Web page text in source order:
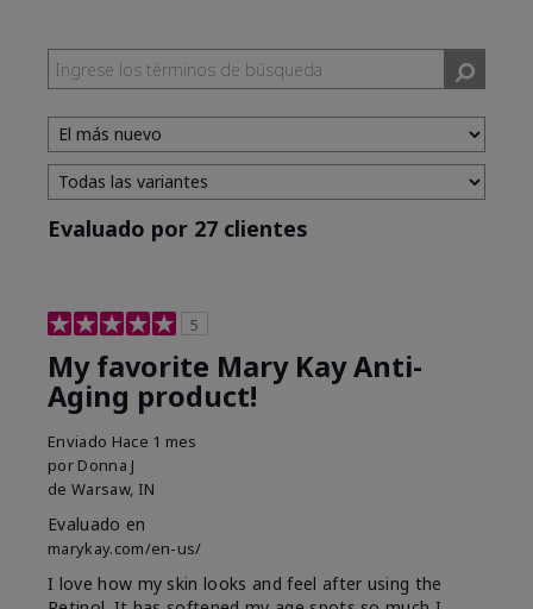
Evaluado por 27 clientes
5
My favorite Mary Kay Anti-
Aging product!
Enviado Hace 1 mes
por Donna J
de Warsaw, IN
Evaluado en
marykay.com/en-us/
I love how my skin looks and feel after using the